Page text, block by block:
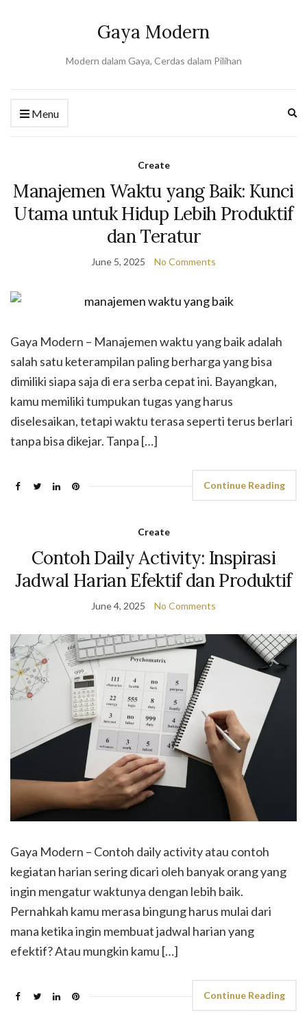
Gaya Modern
Modern dalam Gaya, Cerdas dalam Pilihan
Menu
Create
Manajemen Waktu yang Baik: Kunci
Utama untuk Hidup Lebih Produktif
dan Teratur
June 5, 2025 No Comments
Gaya Modern – Manajemen waktu yang baik adalah
salah satu keterampilan paling berharga yang bisa
dimiliki siapa saja di era serba cepat ini. Bayangkan,
kamu memiliki tumpukan tugas yang harus
diselesaikan, tetapi waktu terasa seperti terus berlari
tanpa bisa dikejar. Tanpa […]
Continue Reading
Create
Contoh Daily Activity: Inspirasi
Jadwal Harian Efektif dan Produktif
June 4, 2025 No Comments
Gaya Modern – Contoh daily activity atau contoh
kegiatan harian sering dicari oleh banyak orang yang
ingin mengatur waktunya dengan lebih baik.
Pernahkah kamu merasa bingung harus mulai dari
mana ketika ingin membuat jadwal harian yang
efektif? Atau mungkin kamu […]
Continue Reading